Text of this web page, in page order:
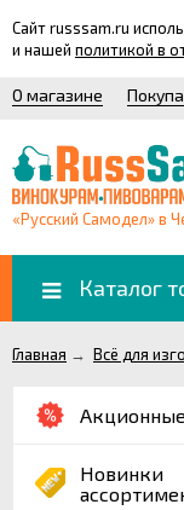
Сайт russsam.ru
и нашей политикой в
О магазине
«Русский Самодел» в
Каталог
Главная → Всё для
Новинки